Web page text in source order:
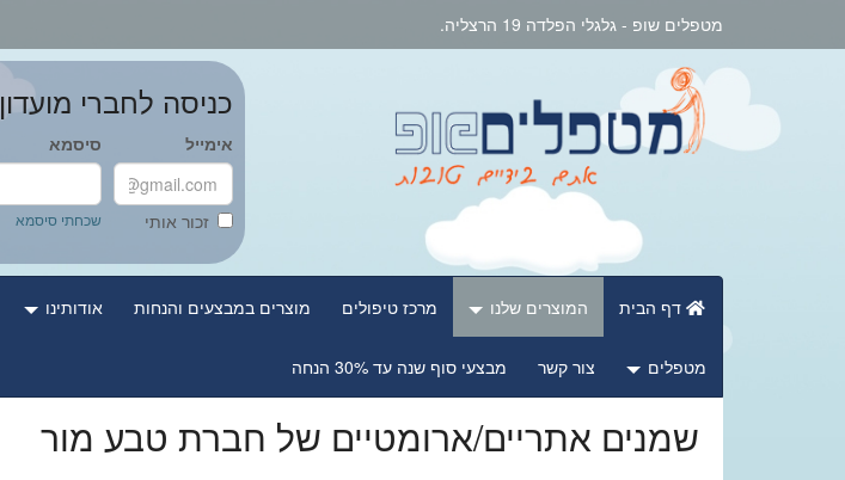
מטפלים שופ - גלגלי הפלדה 19 הרצליה.
כניסה לחברי מועדון
אימייל
זכור אותי
סיסמא
שכחתי סיסמא
דף הבית המוצרים שלנו מרכז טיפולים מוצרים במבצעים והנחות אודותינו
מטפלים צור קשר מבצעי סוף שנה עד 30% הנחה
שמנים אתריים/ארומטיים של חברת טבע מור